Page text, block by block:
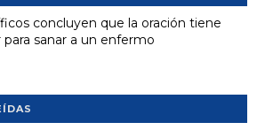
concluyen que la oración tiene
para sanar a un enfermo